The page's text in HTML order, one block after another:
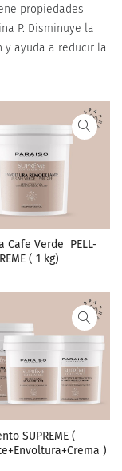
propiedades
P. Disminuye la
ayuda a reducir la
Cafe Verde  PELL-
( 1 kg)
SUPREME (
)